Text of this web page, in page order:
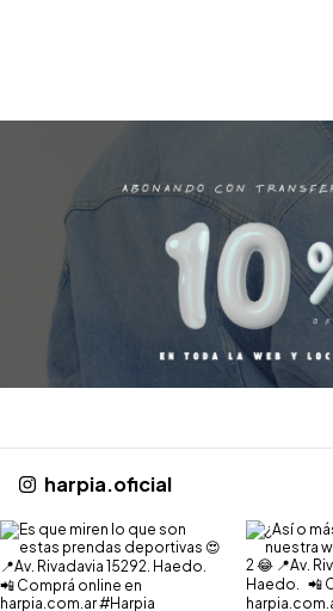
harpia.oficial